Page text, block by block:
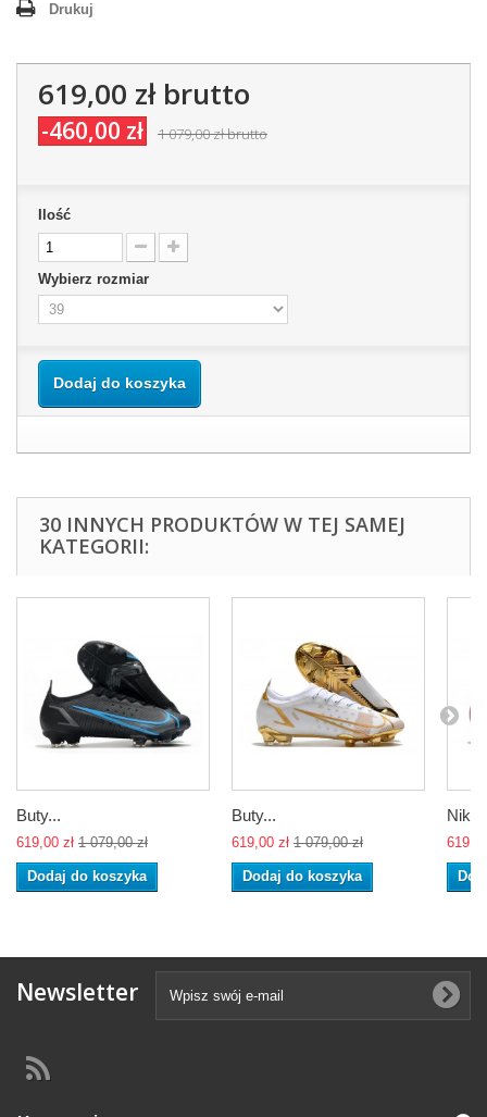
Drukuj
619,00 złbrutto
-460,00 zł 1 079,00 złbrutto
Ilość
Wybierz rozmiar
Dodaj do koszyka
30 INNYCH PRODUKTÓW W TEJ SAMEJ
KATEGORII:
Buty...
619,00 zł 1 079,00 zł
Dodaj do koszyka
Buty...
619,00 zł 1 079,00 zł
Dodaj do koszyka
Newsletter